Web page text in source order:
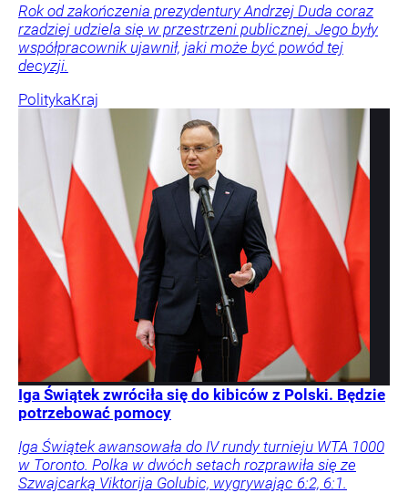
Rok od zakończenia prezydentury Andrzej Duda coraz
rzadziej udziela się w przestrzeni publicznej. Jego były
współpracownik ujawnił, jaki może być powód tej
decyzji.
PolitykaKraj
Iga Świątek zwróciła się do kibiców z Polski. Będzie
potrzebować pomocy
Iga Świątek awansowała do IV rundy turnieju WTA 1000
w Toronto. Polka w dwóch setach rozprawiła się ze
Szwajcarką Viktorija Golubic, wygrywając 6:2, 6:1.